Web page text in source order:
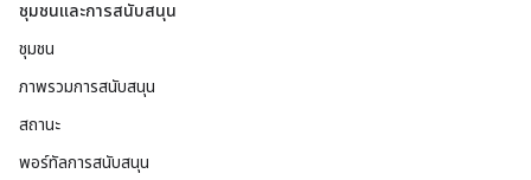
ชุมชนและการสนับสนุน
ชุมชน
ภาพรวมการสนับสนุน
สถานะ
พอร์ทัลการสนับสนุน